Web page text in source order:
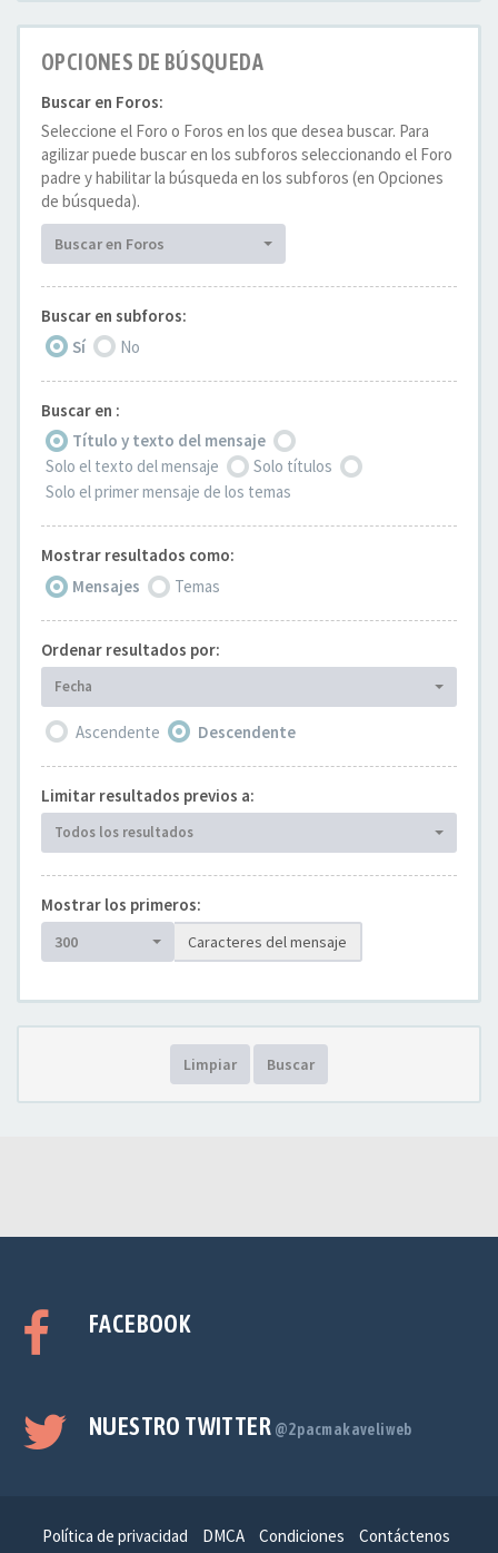
OPCIONES DE BÚSQUEDA
Buscar en Foros:
Seleccione el Foro o Foros en los que desea buscar. Para
agilizar puede buscar en los subforos seleccionando el Foro
padre y habilitar la búsqueda en los subforos (en Opciones
de búsqueda).
Buscar en Foros
Buscar en subforos:
Sí
No
Buscar en :
Título y texto del mensaje
Solo el texto del mensaje
Solo títulos
Solo el primer mensaje de los temas
Mostrar resultados como:
Mensajes
Temas
Ordenar resultados por:
Fecha
Ascendente Descendente
Limitar resultados previos a:
Todos los resultados
Mostrar los primeros:
300 Caracteres del mensaje
Limpiar Buscar
FACEBOOK
NUESTRO TWITTER @2pacmakaveliweb
Política de privacidad DMCA Condiciones Contáctenos